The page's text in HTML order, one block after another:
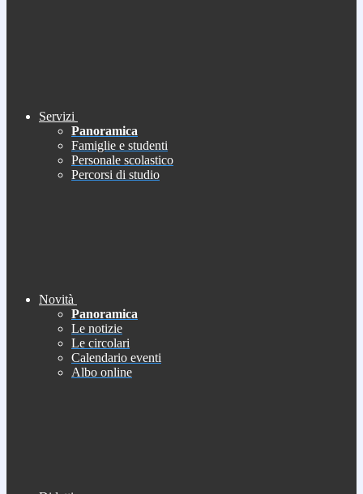
Servizi
Panoramica
Famiglie e studenti
Personale scolastico
Percorsi di studio
Novità
Panoramica
Le notizie
Le circolari
Calendario eventi
Albo online